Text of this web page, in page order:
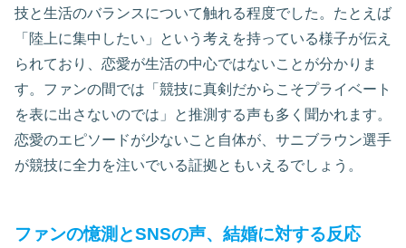
技と生活のバランスについて触れる程度でした。たとえば
「陸上に集中したい」という考えを持っている様子が伝え
られており、恋愛が生活の中心ではないことが分かりま
す。ファンの間では「競技に真剣だからこそプライベート
を表に出さないのでは」と推測する声も多く聞かれます。
恋愛のエピソードが少ないこと自体が、サニブラウン選手
が競技に全力を注いでいる証拠ともいえるでしょう。
ファンの憶測とSNSの声、結婚に対する反応